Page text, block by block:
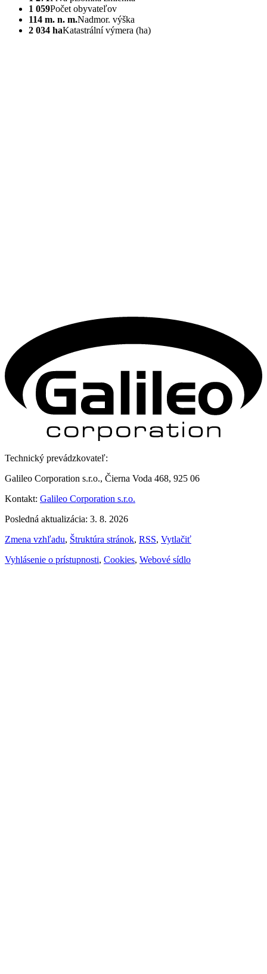
1 059Počet obyvateľov
114 m. n. m.Nadmor. výška
2 034 haKatastrální výmera (ha)
Technický prevádzkovateľ:
Galileo Corporation s.r.o., Čierna Voda 468, 925 06
Kontakt: Galileo Corporation s.r.o.
Posledná aktualizácia: 3. 8. 2026
Zmena vzhľadu, Štruktúra stránok, RSS, Vytlačiť
Vyhlásenie o prístupnosti, Cookies, Webové sídlo